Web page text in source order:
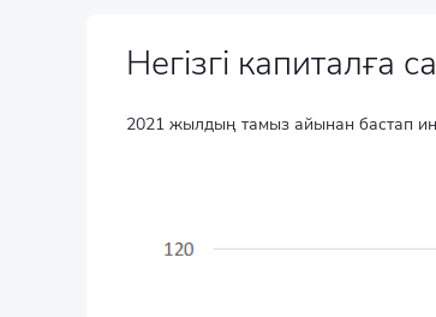
Негізгі
2021 жылдың тамыз айынан бастап